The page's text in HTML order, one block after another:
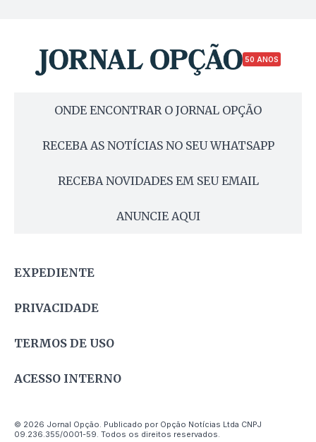
50 ANOS
ONDE ENCONTRAR O JORNAL OPÇÃO
RECEBA AS NOTÍCIAS NO SEU WHATSAPP
RECEBA NOVIDADES EM SEU EMAIL
ANUNCIE AQUI
EXPEDIENTE
PRIVACIDADE
TERMOS DE USO
ACESSO INTERNO
© 2026 Jornal Opção. Publicado por Opção Notícias Ltda CNPJ
09.236.355/0001-59. Todos os direitos reservados.